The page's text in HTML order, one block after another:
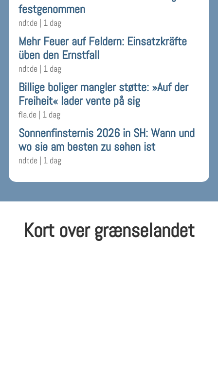
festgenommen
ndr.de | 1 dag
Mehr Feuer auf Feldern: Einsatzkräfte
üben den Ernstfall
ndr.de | 1 dag
Billige boliger mangler støtte: »Auf der
Freiheit« lader vente på sig
fla.de | 1 dag
Sonnenfinsternis 2026 in SH: Wann und
wo sie am besten zu sehen ist
ndr.de | 1 dag
Kort over grænselandet